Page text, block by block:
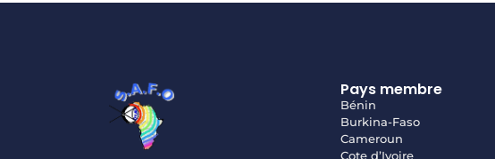
Pays membre
Bénin
Burkina-Faso
Cameroun
Cote d’Ivoire